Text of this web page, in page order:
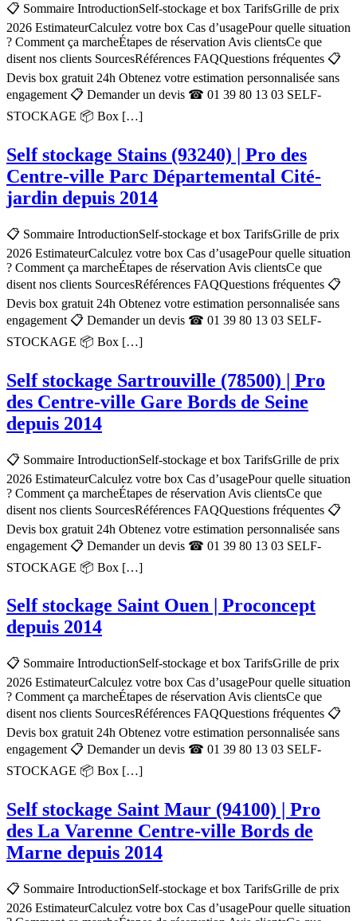
📋 Sommaire IntroductionSelf-stockage et box TarifsGrille de prix
2026 EstimateurCalculez votre box Cas d’usagePour quelle situation
? Comment ça marcheÉtapes de réservation Avis clientsCe que
disent nos clients SourcesRéférences FAQQuestions fréquentes 📋
Devis box gratuit 24h Obtenez votre estimation personnalisée sans
engagement 📋 Demander un devis ☎ 01 39 80 13 03 SELF-
STOCKAGE 📦 Box […]
Self stockage Stains (93240) | Pro des
Centre-ville Parc Départemental Cité-
jardin depuis 2014
📋 Sommaire IntroductionSelf-stockage et box TarifsGrille de prix
2026 EstimateurCalculez votre box Cas d’usagePour quelle situation
? Comment ça marcheÉtapes de réservation Avis clientsCe que
disent nos clients SourcesRéférences FAQQuestions fréquentes 📋
Devis box gratuit 24h Obtenez votre estimation personnalisée sans
engagement 📋 Demander un devis ☎ 01 39 80 13 03 SELF-
STOCKAGE 📦 Box […]
Self stockage Sartrouville (78500) | Pro
des Centre-ville Gare Bords de Seine
depuis 2014
📋 Sommaire IntroductionSelf-stockage et box TarifsGrille de prix
2026 EstimateurCalculez votre box Cas d’usagePour quelle situation
? Comment ça marcheÉtapes de réservation Avis clientsCe que
disent nos clients SourcesRéférences FAQQuestions fréquentes 📋
Devis box gratuit 24h Obtenez votre estimation personnalisée sans
engagement 📋 Demander un devis ☎ 01 39 80 13 03 SELF-
STOCKAGE 📦 Box […]
Self stockage Saint Ouen | Proconcept
depuis 2014
📋 Sommaire IntroductionSelf-stockage et box TarifsGrille de prix
2026 EstimateurCalculez votre box Cas d’usagePour quelle situation
? Comment ça marcheÉtapes de réservation Avis clientsCe que
disent nos clients SourcesRéférences FAQQuestions fréquentes 📋
Devis box gratuit 24h Obtenez votre estimation personnalisée sans
engagement 📋 Demander un devis ☎ 01 39 80 13 03 SELF-
STOCKAGE 📦 Box […]
Self stockage Saint Maur (94100) | Pro
des La Varenne Centre-ville Bords de
Marne depuis 2014
📋 Sommaire IntroductionSelf-stockage et box TarifsGrille de prix
2026 EstimateurCalculez votre box Cas d’usagePour quelle situation